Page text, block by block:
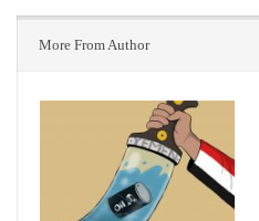
More From Author